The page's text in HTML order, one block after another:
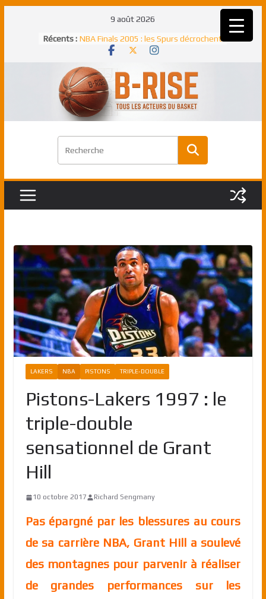
9 août 2026
Récents : meilleur défenseur d’une saison NBA
NBA Finals 2005 : les Spurs décrochent
face aux Pistons
NBA Finals 2021 : les Bucks et Giannis
Antetokounmpo triomphent, le Greek
Freek élu MVP
Shai Gilgeous-Alexander : son premier
canadien transcendant face aux Spurs
Pau Gasol dans l’histoire en 2002 :
l’année
LAKERS NBA PISTONS TRIPLE-DOUBLE
Pistons-Lakers 1997 : le
triple-double
sensationnel de Grant
Hill
10 octobre 2017 Richard Sengmany
Pas épargné par les blessures au cours
de sa carrière NBA, Grant Hill a soulevé
des montagnes pour parvenir à réaliser
de grandes performances sur les